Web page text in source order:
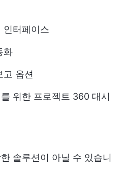
인터페이스
화
고 옵션
위한 프로젝트 360 대시
솔루션이 아닐 수 있습니